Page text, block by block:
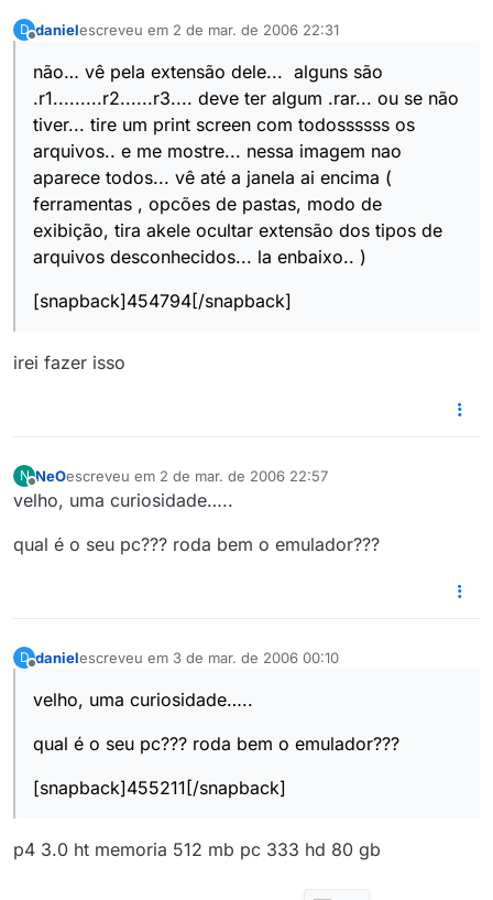
D danielescreveu em 2 de mar. de 2006 22:31
última edição por
não… vê pela extensão dele... alguns são
.r1.........r2......r3.... deve ter algum .rar... ou se não
tiver... tire um print screen com todossssss os
arquivos.. e me mostre... nessa imagem nao
aparece todos... vê até a janela ai encima (
ferramentas , opcões de pastas, modo de
exibição, tira akele ocultar extensão dos tipos de
arquivos desconhecidos... la enbaixo.. )
[snapback]454794[/snapback]
irei fazer isso
N
Offline
NeOescreveu em 2 de mar. de 2006 22:57
última edição por
velho, uma curiosidade…..
qual é o seu pc??? roda bem o emulador???
D danielescreveu em 3 de mar. de 2006 00:10
última edição por3 de fev. de 2006 19:12
velho, uma curiosidade…..
qual é o seu pc??? roda bem o emulador???
[snapback]455211[/snapback]
p4 3.0 ht memoria 512 mb pc 333 hd 80 gb